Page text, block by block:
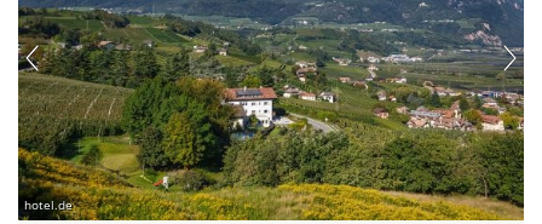
hotel.de